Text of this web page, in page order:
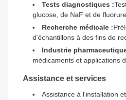
Tests diagnostiques :
glucose, de NaF et de
Recherche médicale :
d'échantillons à des fins de
Industrie
médicaments et applications
Assistance et services
Assistance à l'installation